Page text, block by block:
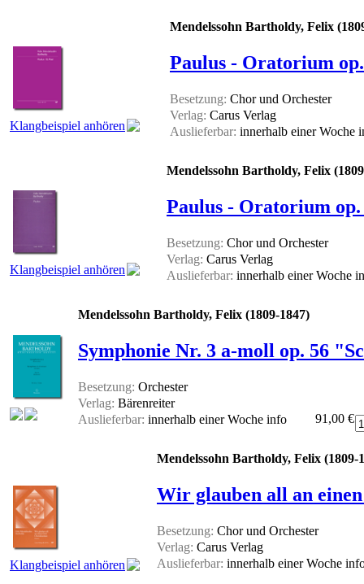
Klangbeispiel anhören
Mendelssohn Bartholdy, Felix
Paulus - Oratorium
Besetzung: Chor und Orchester
Verlag: Carus Verlag
Auslieferbar: innerhalb einer Woche
Klangbeispiel anhören
Mendelssohn Bartholdy, Felix
Paulus - Oratorium
Besetzung: Chor und Orchester
Verlag: Carus Verlag
Auslieferbar: innerhalb einer Woche
Mendelssohn Bartholdy, Felix (1809-1847)
Symphonie Nr. 3 a-moll op. 56
Besetzung: Orchester
Verlag: Bärenreiter
Auslieferbar: innerhalb einer Woche info 91,00 €
Klangbeispiel anhören
Mendelssohn Bartholdy, Felix (1809-
Wir glauben all an
Besetzung: Chor und Orchester
Verlag: Carus Verlag
Auslieferbar: innerhalb einer Woche